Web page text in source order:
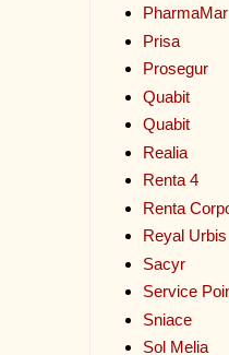
PharmaMar
Prisa
Prosegur
Quabit
Quabit
Realia
Renta 4
Renta
Reyal Urbis
Sacyr
Service
Sniace
Sol Melia